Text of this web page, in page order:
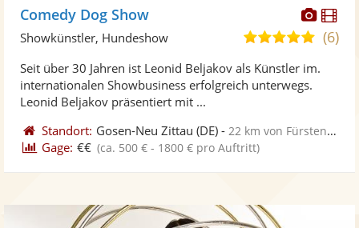
Fotos
Comedy Dog Show
5,0
5
(6)
Showkünstler, Hundeshow
Seit über 30 Jahren ist Leonid Beljakov als Künstler im.
internationalen Showbusiness erfolgreich unterwegs.
Leonid Beljakov präsentiert mit ...
Standort: Gosen-Neu Zittau (DE) - 22 km von Fürstenwalde
Gage: €€ (ca. 500 € - 1800 € pro Auftritt)